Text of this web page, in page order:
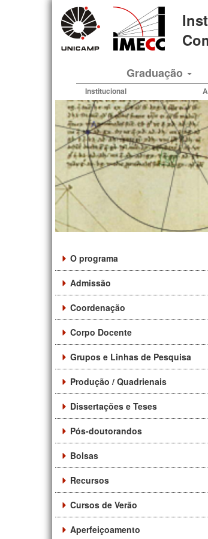
Graduação
Institucional
O programa
Admissão
Coordenação
Corpo Docente
Grupos e Linhas de Pesquisa
Produção / Quadrienais
Dissertações e Teses
Pós-doutorandos
Bolsas
Recursos
Cursos de Verão
Aperfeiçoamento